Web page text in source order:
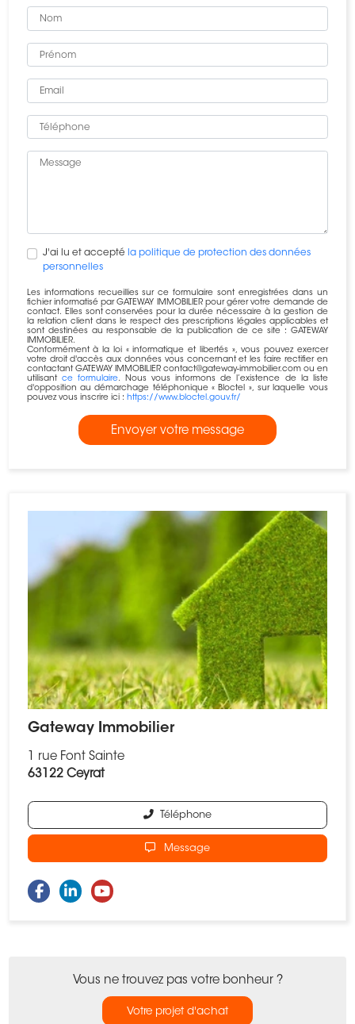
J'ai lu et accepté la politique de protection des données
personnelles
Les informations recueillies sur ce formulaire sont enregistrées dans un
fichier informatisé par GATEWAY IMMOBILIER pour gérer votre demande de
contact. Elles sont conservées pour la durée nécessaire à la gestion de
la relation client dans le respect des prescriptions légales applicables et
sont destinées au responsable de la publication de ce site : GATEWAY
IMMOBILIER.
Conformément à la loi « informatique et libertés », vous pouvez exercer
votre droit d'accès aux données vous concernant et les faire rectifier en
contactant GATEWAY IMMOBILIER contact@gateway-immobilier.com ou en
utilisant ce formulaire. Nous vous informons de l’existence de la liste
d'opposition au démarchage téléphonique « Bloctel », sur laquelle vous
pouvez vous inscrire ici : https://www.bloctel.gouv.fr/
Envoyer votre message
Gateway Immobilier
1 rue Font Sainte
63122 Ceyrat
Téléphone
Message
Vous ne trouvez pas votre bonheur ?
Votre projet d'achat